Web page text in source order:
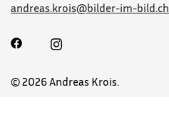
andreas.krois@bilder-im-bild.ch
© 2026 Andreas Krois.